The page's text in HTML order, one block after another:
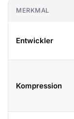
MERKMAL
Entwickler
Kompression